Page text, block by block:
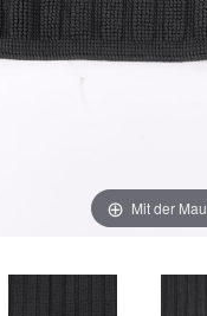
Mit der